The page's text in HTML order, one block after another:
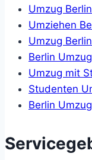
Umzug
Umziehen
Umzug
Berlin
Umzug mit
Studenten
Berlin